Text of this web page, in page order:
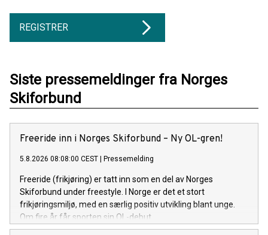
REGISTRER
Siste pressemeldinger fra Norges
Skiforbund
Freeride inn i Norges Skiforbund – Ny OL-gren!
5.8.2026 08:08:00 CEST Pressemelding
Freeride (frikjøring) er tatt inn som en del av Norges
Skiforbund under freestyle. I Norge er det et stort
frikjøringsmiljø, med en særlig positiv utvikling blant unge.
Om fire år får sporten sin OL-debut.